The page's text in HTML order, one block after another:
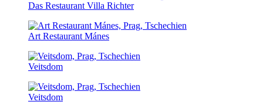
Das Restaurant Villa Richter
Art Restaurant Mánes
Veitsdom
Veitsdom